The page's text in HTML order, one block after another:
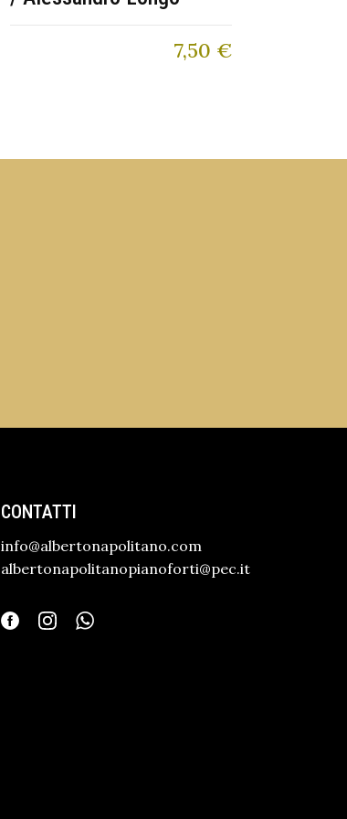
7,50 €
CONTATTI
info@albertonapolitano.com
albertonapolitanopianoforti@pec.it